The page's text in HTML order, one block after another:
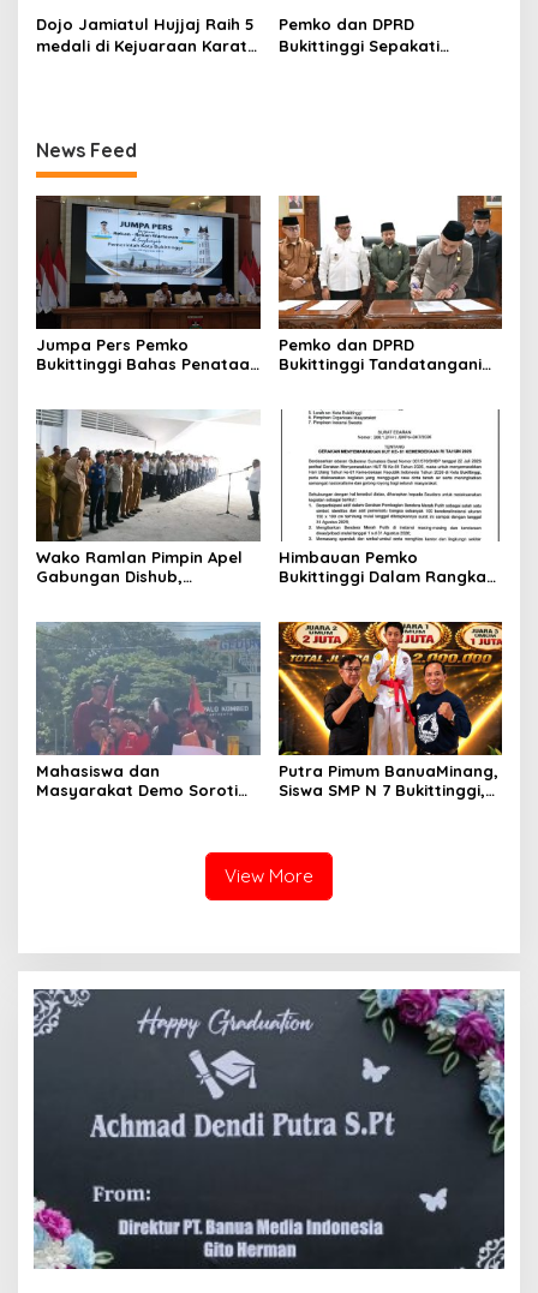
PP, GMNI Bukittinggi
Kecewa Wali Kota dan
DPRD Tak Hadir Temui
Festival Komite Pemula
Berat 40 Kg dalam
Kejuaraan Karate Jam
Dojo Jamiatul Hujjaj Raih 5
medali di Kejuaraan Karate
Pemko dan DPRD
Bukittinggi Sepakati
News Feed
Jumpa Pers Pemko
Bukittinggi Bahas Penataan
Pemko dan DPRD
Bukittinggi Tandatangani
2026
Wako Ramlan Pimpin Apel
Gabungan Dishub,
Pelajar
Himbauan Pemko
Bukittinggi Dalam Rangka
Republik Indonesia
Mahasiswa dan
Masyarakat Demo Soroti
Putra Pimum BanuaMinang,
Siswa SMP N 7 Bukittinggi,
Kejuaraan Karate Jam
Gadang Inkanas Bukittinggi
View More